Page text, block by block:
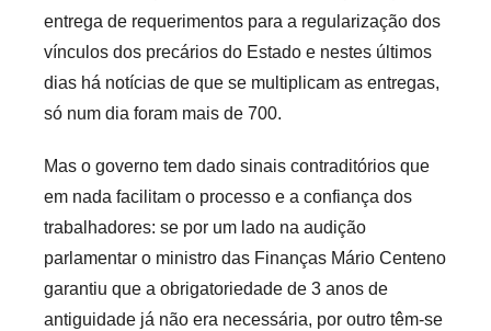
p
r
e
c
r
i
o
s
i
n
entrega de requerimentos para a regularização dos
vínculos dos precários do Estado e nestes últimos
dias há notícias de que se multiplicam as entregas,
só num dia foram mais de 700.
Mas o governo tem dado sinais contraditórios que
em nada facilitam o processo e a confiança dos
trabalhadores: se por um lado na audição
parlamentar o ministro das Finanças Mário Centeno
garantiu que a obrigatoriedade de 3 anos de
antiguidade já não era necessária, por outro têm-se